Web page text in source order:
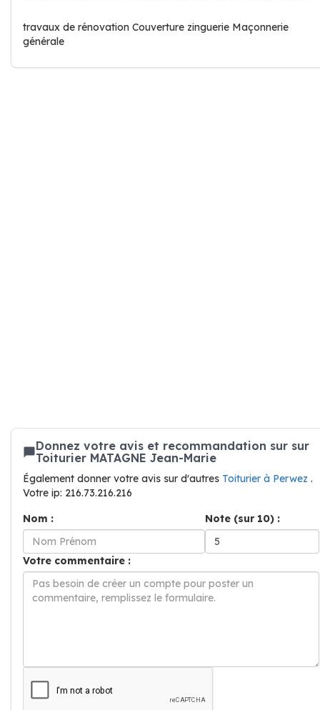
travaux de rénovation Couverture zinguerie Maçonnerie
générale
Donnez votre avis et recommandation sur sur
Toiturier MATAGNE Jean-Marie
Également donner votre avis sur d'autres Toiturier à Perwez .
Votre ip: 216.73.216.216
Nom :
Note (sur 10) :
Votre commentaire :